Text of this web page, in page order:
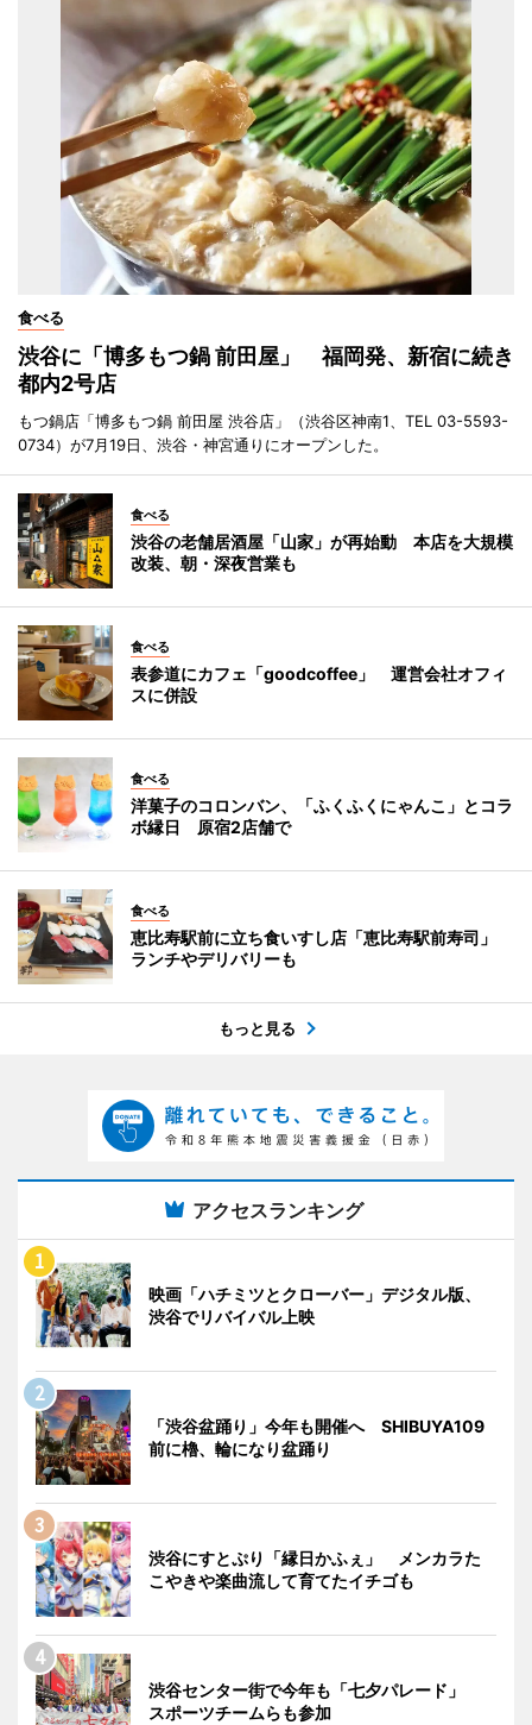
食べる
渋谷に「博多もつ鍋 前田屋」 福岡発、新宿に続き
都内2号店
もつ鍋店「博多もつ鍋 前田屋 渋谷店」（渋谷区神南1、TEL 03-5593-
0734）が7月19日、渋谷・神宮通りにオープンした。
食べる
渋谷の老舗居酒屋「山家」が再始動 本店を大規模
改装、朝・深夜営業も
食べる
表参道にカフェ「goodcoffee」 運営会社オフィ
スに併設
食べる
洋菓子のコロンバン、「ふくふくにゃんこ」とコラ
ボ縁日 原宿2店舗で
食べる
恵比寿駅前に立ち食いすし店「恵比寿駅前寿司」
ランチやデリバリーも
もっと見る
アクセスランキング
映画「ハチミツとクローバー」デジタル版、
渋谷でリバイバル上映
「渋谷盆踊り」今年も開催へ SHIBUYA109
前に櫓、輪になり盆踊り
渋谷にすとぷり「縁日かふぇ」 メンカラた
こやきや楽曲流して育てたイチゴも
渋谷センター街で今年も「七夕パレード」
スポーツチームらも参加